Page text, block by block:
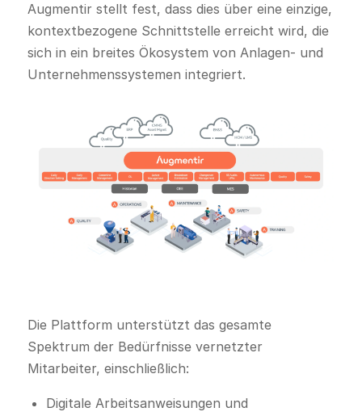
Augmentir stellt fest, dass dies über eine einzige,
kontextbezogene Schnittstelle erreicht wird, die
sich in ein breites Ökosystem von Anlagen- und
Unternehmenssystemen integriert.
Die Plattform unterstützt das gesamte
Spektrum der Bedürfnisse vernetzter
Mitarbeiter, einschließlich:
Digitale Arbeitsanweisungen und